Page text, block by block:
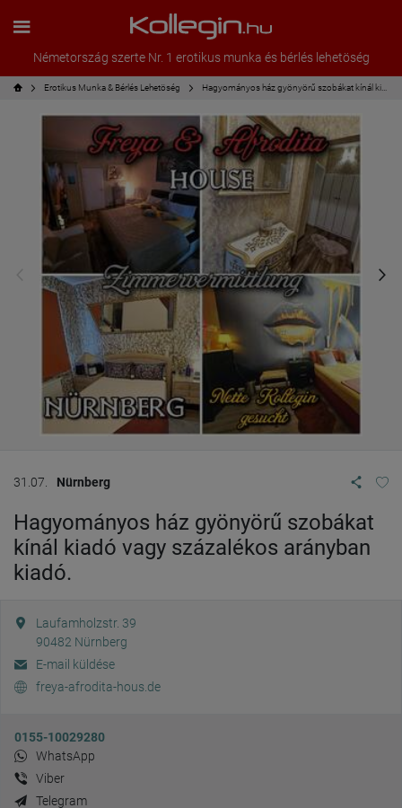
Németország szerte Nr. 1 erotikus munka és bérlés lehetöség
Erotikus Munka & Bérlés Lehetöség
31.07. Nürnberg
Hagyományos ház gyönyörű szobákat
kínál kiadó vagy százalékos arányban
kiadó.
Laufamholzstr. 39
90482 Nürnberg
E-mail küldése
freya-afrodita-hous.de
0155-10029280
WhatsApp
Viber
Telegram